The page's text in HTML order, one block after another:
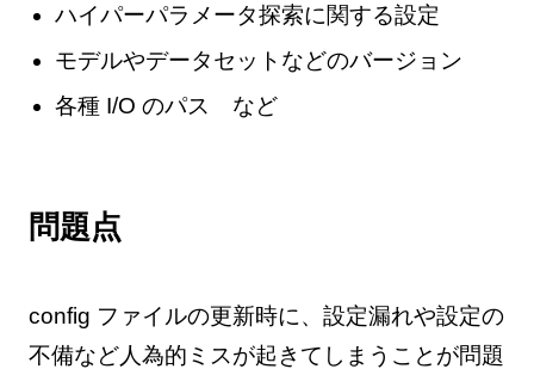
ハイパーパラメータ探索に関する設定
モデルやデータセットなどのバージョン
各種 I/O のパス など
問題点
config ファイルの更新時に、設定漏れや設定の
不備など人為的ミスが起きてしまうことが問題